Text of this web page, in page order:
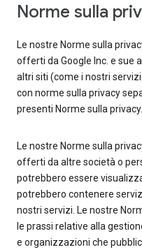
Norme sulla
Le nostre Norme sulla
offerti da Google Inc. e sue
altri siti (come i nostri
con norme sulla privacy
presenti Norme sulla privacy.
Le nostre Norme sulla
offerti da altre società o
potrebbero essere
potrebbero contenere
nostri servizi. Le nostre
le prassi relative alla
e organizzazioni che